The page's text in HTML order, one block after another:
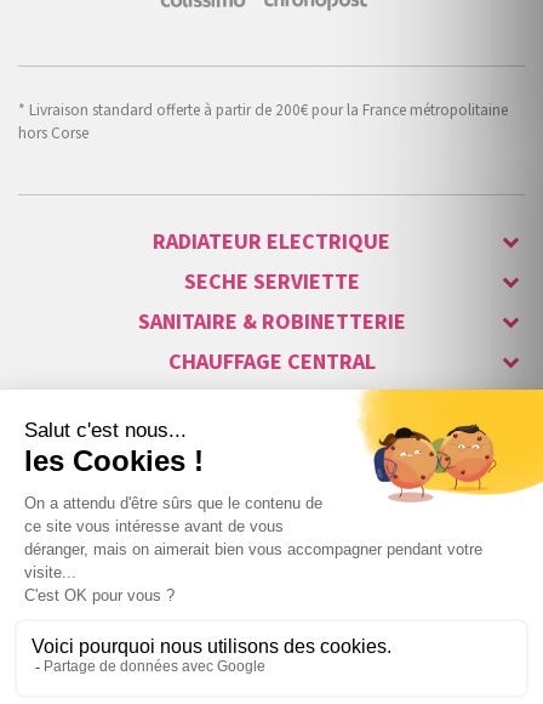
* Livraison standard offerte à partir de 200€ pour la France métropolitaine
hors Corse
RADIATEUR ELECTRIQUE
SECHE SERVIETTE
SANITAIRE & ROBINETTERIE
CHAUFFAGE CENTRAL
ALARME & SÉCURITÉ
MAISON CONNECTÉE
VISIOPHONE & INTERPHONE
LUMINAIRES & ECLAIRAGE
NOS GAMMES STARS